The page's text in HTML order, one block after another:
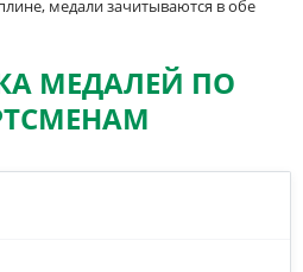
медали зачитываются в обе
МЕДАЛЕЙ ПО